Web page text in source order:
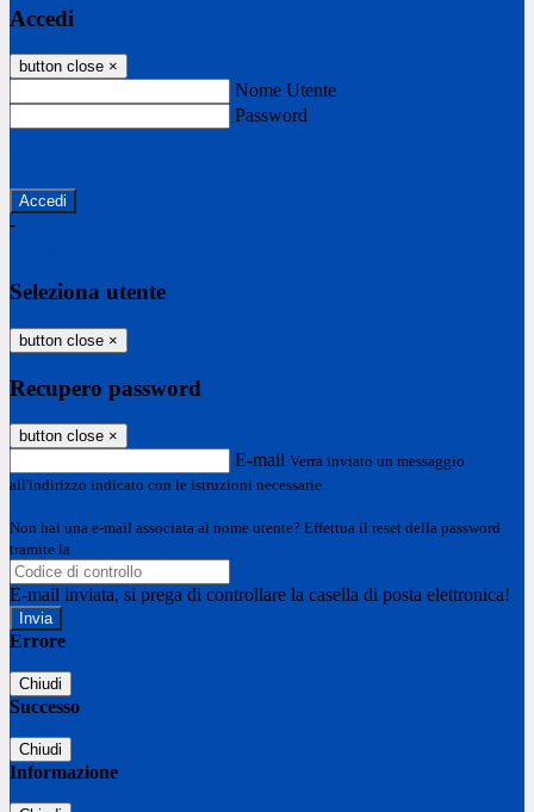
Accedi
button close ×
Nome Utente
Password
-
Seleziona utente
button close ×
Recupero password
button close ×
E-mail Verrà inviato un messaggio
all'indirizzo indicato con le istruzioni necessarie.
Non hai una e-mail associata al nome utente? Effettua il reset della password
tramite la
E-mail inviata, si prega di controllare la casella di posta elettronica!
Errore
Chiudi
Successo
Chiudi
Informazione